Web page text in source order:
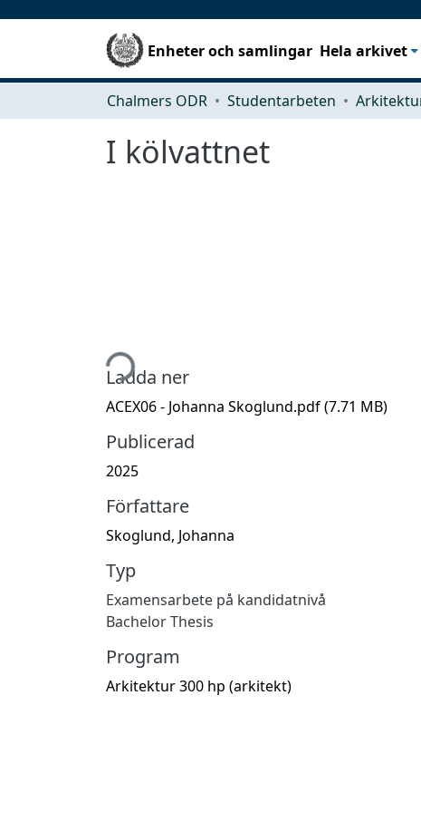
Enheter och samlingar Hela arkivet
Chalmers ODR Studentarbeten
I kölvattnet
Hämtar...
Ladda ner
ACEX06 - Johanna Skoglund.pdf(7.71 MB)
Publicerad
2025
Författare
Skoglund, Johanna
Typ
Examensarbete på kandidatnivå
Bachelor Thesis
Program
Arkitektur 300 hp (arkitekt)